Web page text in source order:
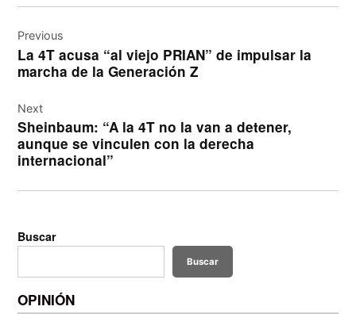
de
entradas
Previous
La 4T acusa “al viejo PRIAN” de impulsar la
marcha de la Generación Z
Next
Sheinbaum: “A la 4T no la van a detener,
aunque se vinculen con la derecha
internacional”
Buscar
Buscar
OPINIÓN